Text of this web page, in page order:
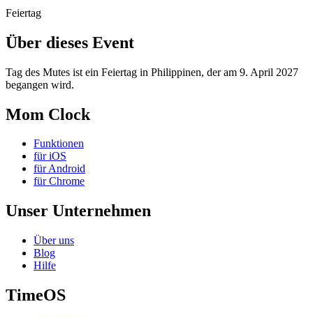
Feiertag
Über dieses Event
Tag des Mutes ist ein Feiertag in Philippinen, der am 9. April 2027
begangen wird.
Mom Clock
Funktionen
für iOS
für Android
für Chrome
Unser Unternehmen
Über uns
Blog
Hilfe
TimeOS